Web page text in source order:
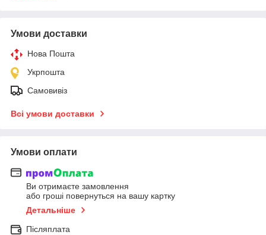
Умови доставки
Нова Пошта
Укрпошта
Самовивіз
Всі умови доставки
Умови оплати
Ви отримаєте замовлення
або гроші повернуться на вашу картку
Детальніше
Післяплата